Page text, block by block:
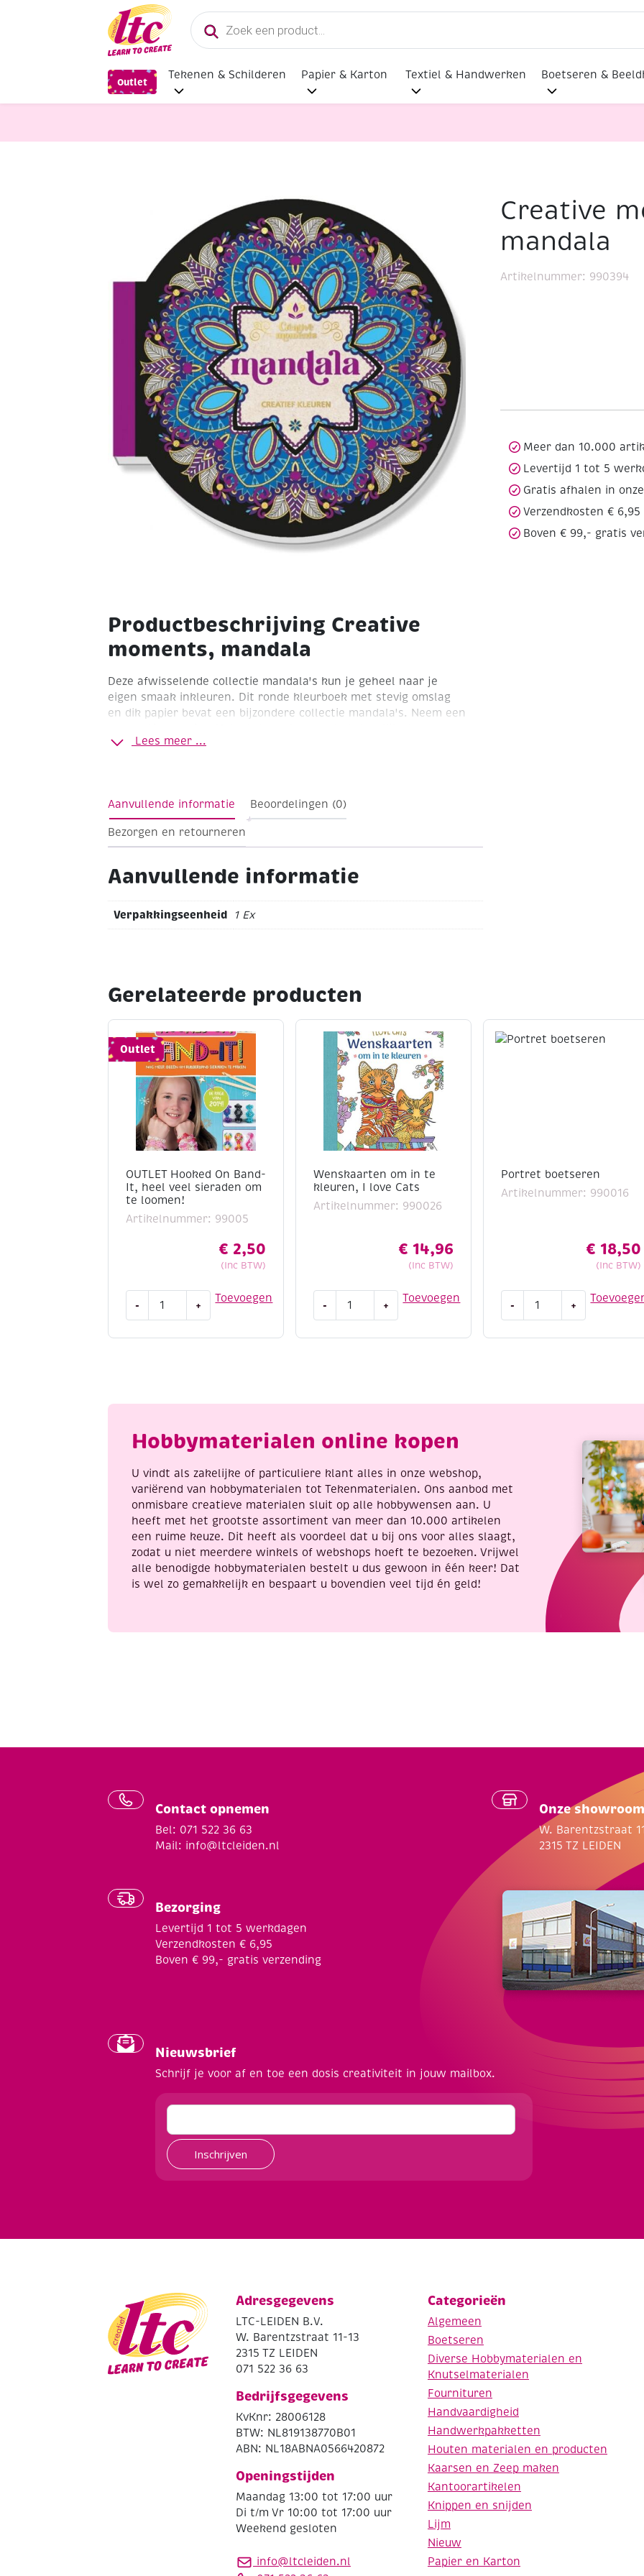
Producten
zoeken
Outlet
Tekenen & Schilderen Papier & Karton Textiel & Handwerken Boetseren &
Boeken en Kleurboeken Creative moments, mandala
Productbeschrijving Creative
moments, mandala
Deze afwisselende collectie mandala's kun je geheel naar je
eigen smaak inkleuren. Dit ronde kleurboek met stevig omslag
en dik papier bevat een bijzondere collectie mandala's. Neem een
achter je en kom tot rust. Prachtige uitgave met goudfolie op
Lees meer ...
Creative
mandala
Artikelnummer: 990394
Meer dan 10.000
Levertijd 1 tot 5
Gratis afhalen in
Verzendkosten € 6,95
Boven € 99,- gratis
Aanvullende informatie Beoordelingen (0)
Bezorgen en retourneren
Aanvullende informatie
Verpakkingseenheid 1 Ex
Gerelateerde producten
Outlet
OUTLET Hooked On Band-
It, heel veel sieraden om
te loomen!
Artikelnummer: 99005
€ 2,50
(Inc BTW)
Toevoegen
-
Hooked
sieraden
aantal
+
Wenskaarten om in te
kleuren, I love Cats
Artikelnummer: 990026
€ 14,96
(Inc BTW)
Toevoegen
-
Cats
+
Portret boetseren
Artikelnummer: 990016
€ 18,50
(Inc BTW)
-
boetseren
+
Hobbymaterialen online kopen
U vindt als zakelijke of particuliere klant alles in onze webshop,
variërend van hobbymaterialen tot Tekenmaterialen. Ons aanbod met
onmisbare creatieve materialen sluit op alle hobbywensen aan. U
heeft met het grootste assortiment van meer dan 10.000 artikelen
een ruime keuze. Dit heeft als voordeel dat u bij ons voor alles slaagt,
zodat u niet meerdere winkels of webshops hoeft te bezoeken. Vrijwel
alle benodigde hobbymaterialen bestelt u dus gewoon in één keer! Dat
is wel zo gemakkelijk en bespaart u bovendien veel tijd én geld!
Contact opnemen
Bel: 071 522 36 63
Mail: info@ltcleiden.nl
Bezorging
Levertijd 1 tot 5 werkdagen
Verzendkosten € 6,95
Boven € 99,- gratis verzending
Onze showroom
W. Barentzstraat
2315 TZ LEIDEN
Nieuwsbrief
Schrijf je voor af en toe een dosis creativiteit in jouw mailbox.
Inschrijven
Adresgegevens
LTC-LEIDEN B.V.
W. Barentzstraat 11-13
2315 TZ LEIDEN
071 522 36 63
Bedrijfsgegevens
KvKnr: 28006128
BTW: NL819138770B01
ABN: NL18ABNA0566420872
Openingstijden
Maandag 13:00 tot 17:00 uur
Di t/m Vr 10:00 tot 17:00 uur
Weekend gesloten
info@ltcleiden.nl
Categorieën
Algemeen
Boetseren
Diverse Hobbymaterialen en
Knutselmaterialen
Fournituren
Handvaardigheid
Handwerkpakketten
Houten materialen en producten
Kaarsen en Zeep maken
Kantoorartikelen
Knippen en snijden
Lijm
Nieuw
Papier en Karton